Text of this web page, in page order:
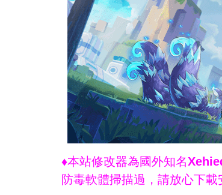
♦本站修改器為國外知名
防毒軟體掃描過，請放心下載